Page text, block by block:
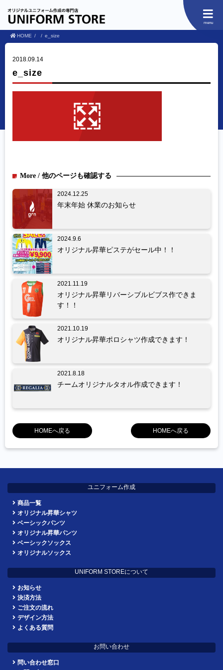
menu
HOME e_size
2018.09.14
e_size
More / 他のページも確認する
2024.12.25
年末年始 休業のお知らせ
2024.9.6
オリジナル昇華ピステがセール中！！
2021.11.19
オリジナル昇華リバーシブルビブス作できま
す！！
2021.10.19
オリジナル昇華ポロシャツ作成できます！
2021.8.18
チームオリジナルタオル作成できます！
HOMEへ戻る HOMEへ戻る
ユニフォーム作成
商品一覧
オリジナル昇華シャツ
ベーシックパンツ
オリジナル昇華パンツ
ベーシックソックス
オリジナルソックス
UNIFORM STOREについて
お知らせ
決済方法
ご注文の流れ
デザイン方法
よくある質問
お問い合わせ
問い合わせ窓口